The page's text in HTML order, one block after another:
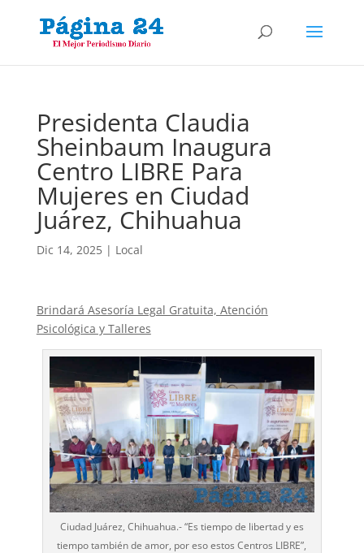
Presidenta Claudia
Sheinbaum Inaugura
Centro LIBRE Para
Mujeres en Ciudad
Juárez, Chihuahua
Dic 14, 2025| Local
Brindará Asesoría Legal Gratuita, Atención
Psicológica y Talleres
Ciudad Juárez, Chihuahua.- “Es tiempo de libertad y es
tiempo también de amor, por eso estos Centros LIBRE”,